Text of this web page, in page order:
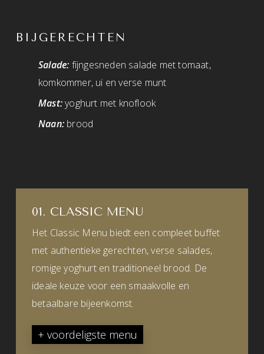
BIJGERECHTEN
Salade: fijngesneden salade met tomaat,
komkommer, ui en verse munt
Mast:yoghurt met knoflook
Naan: brood
01. CLASSIC MENU
Het Classic Menu biedt een compleet buffet
met authentieke gerechten, verse salades,
romige yoghurt en traditioneel brood. De
ideale keuze voor een smaakvolle en
betaalbare bijeenkomst.
+ voordeligste menu